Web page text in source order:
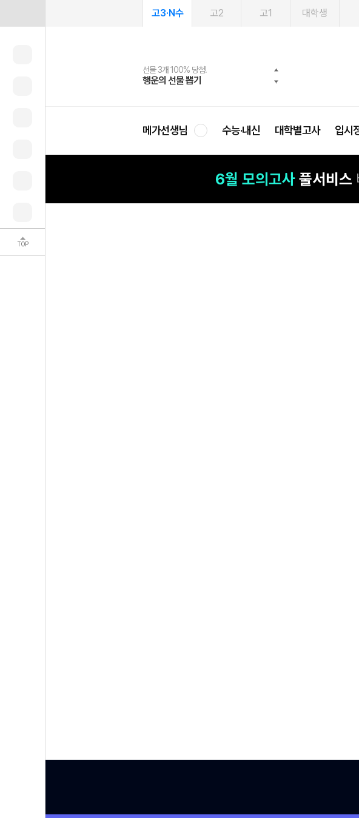
TOP
고3·N수 고2 고1 대학생
선물 3개 100% 당첨!
행운의 선물 뽑기
선물 100% 증정!
메가스터디 X 올리브
여름방학 스터디 캐시백
메가런 썸머스쿨
2027 러셀 단과
강사 공개선발
스마트러닝앱
설문 EVENT
메가패스
3일 무료 체험권
메가패스 수강생 무료혜택!
메가클럽 멤버십
사회공헌 캠페인
희망이룸 메가나눔
메가선생님 수능·내신 대학별고사 입시
6월 모의고사 풀서비스